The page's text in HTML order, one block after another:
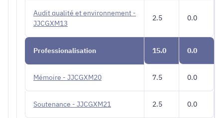
Audit qualité et environnement -
JJCGXM13
2.5 0.0
Professionalisation 15.0 0.0
Mémoire - JJCGXM20 7.5 0.0
Soutenance - JJCGXM21 2.5 0.0